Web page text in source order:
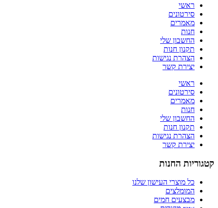
ראשי
סירטונים
מאמרים
חנות
החשבון שלי
תקנון חנות
הצהרת נגישות
יצירת קשר
ראשי
סירטונים
מאמרים
חנות
החשבון שלי
תקנון חנות
הצהרת נגישות
יצירת קשר
קטגוריות החנות
כל מוצרי העישון שלנו
המומלצים
מבצעים חמים